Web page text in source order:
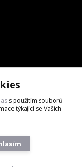
s použitím souborů
týkající se Vašich